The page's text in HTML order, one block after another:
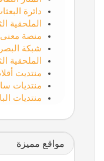
دائرة
الملحقية
منصة معنى
شبكة
الملحقية
منتديت
منتديات
منتديات
مواقع مميزة